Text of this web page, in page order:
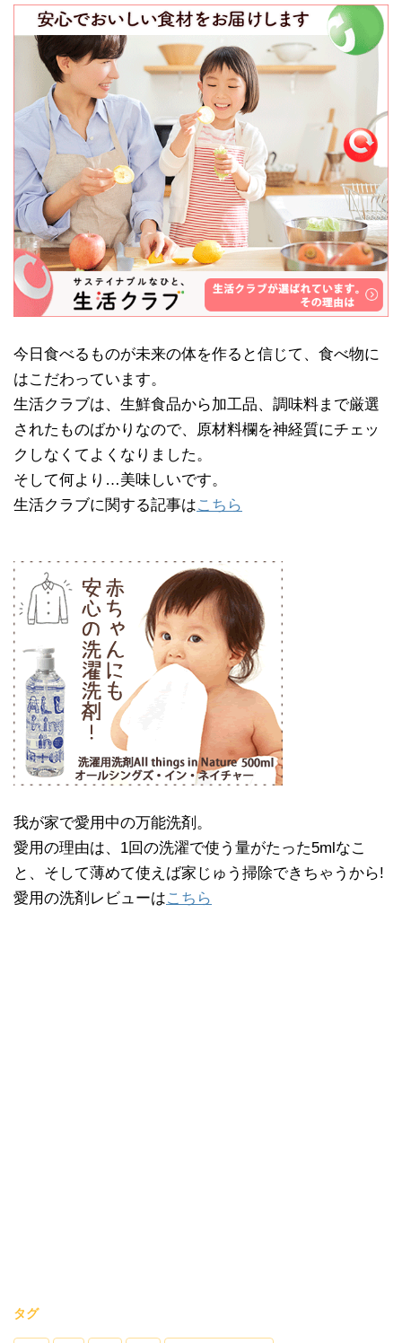
今日食べるものが未来の体を作ると信じて、食べ物に
はこだわっています。
生活クラブは、生鮮食品から加工品、調味料まで厳選
されたものばかりなので、原材料欄を神経質にチェッ
クしなくてよくなりました。
そして何より…美味しいです。
生活クラブに関する記事はこちら
我が家で愛用中の万能洗剤。
愛用の理由は、1回の洗濯で使う量がたった5mlなこ
と、そして薄めて使えば家じゅう掃除できちゃうから!
愛用の洗剤レビューはこちら
タグ